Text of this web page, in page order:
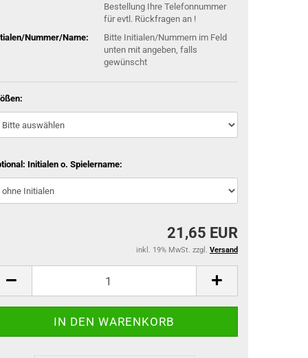
Bestellung Ihre Telefonnummer
für evtl. Rückfragen an !
Nummer/Name:
Bitte Initialen/Nummern im Feld
unten mit angeben, falls
gewünscht
Initialen o. Spielername:
21,65 EUR
inkl. 19% MwSt. zzgl. Versand